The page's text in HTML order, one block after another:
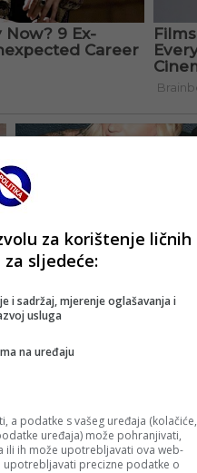
za korištenje ličnih
sljedeće:
i sadržaj, mjerenje oglašavanja i
usluga
na uređaju
a podatke s vašeg uređaja (kolačiće,
uređaja) može pohranjivati,
ih može upotrebljavati ova web-
precizne podatke o